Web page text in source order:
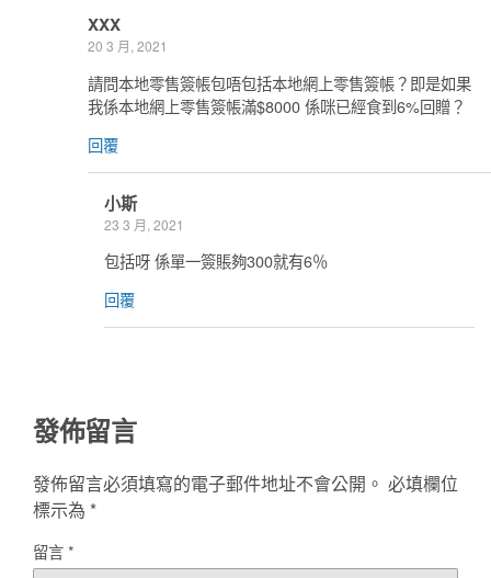
XXX
20 3 月, 2021
請問本地零售簽帳包唔包括本地網上零售簽帳？即是如果
我係本地網上零售簽帳滿$8000 係咪已經食到6%回贈？
回覆
小斯
23 3 月, 2021
包括呀 係單一簽賬夠300就有6％
回覆
發佈留言
發佈留言必須填寫的電子郵件地址不會公開。 必填欄位
標示為 *
留言*